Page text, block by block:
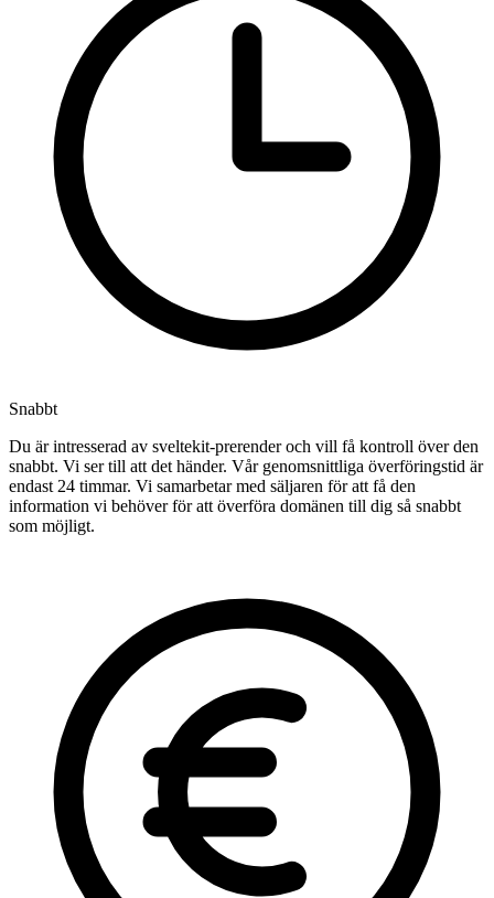
Snabbt
Du är intresserad av sveltekit-prerender och vill få kontroll över den
snabbt. Vi ser till att det händer. Vår genomsnittliga överföringstid är
endast 24 timmar. Vi samarbetar med säljaren för att få den
information vi behöver för att överföra domänen till dig så snabbt
som möjligt.